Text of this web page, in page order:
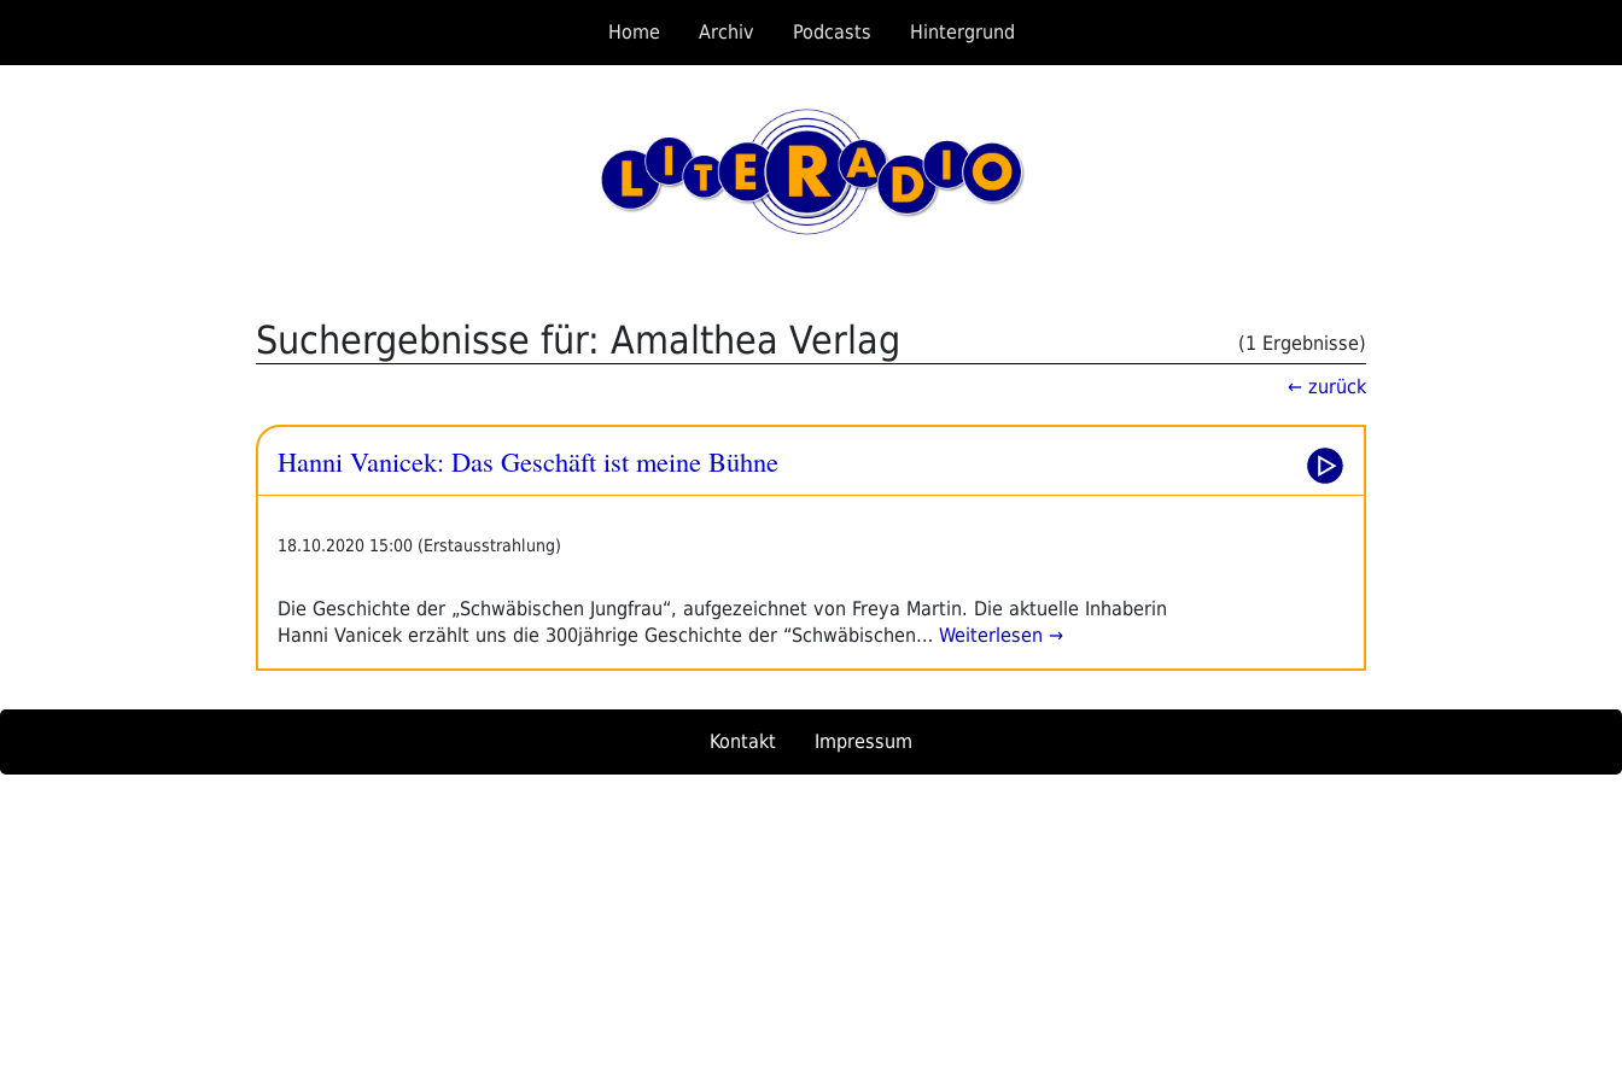
springen
Home Archiv Podcasts Hintergrund
Suchergebnisse für: Amalthea Verlag
(1 Ergebnisse)
← zurück
Hanni Vanicek: Das Geschäft ist meine Bühne
18.10.2020 15:00 (Erstausstrahlung)
Die Geschichte der „Schwäbischen Jungfrau“, aufgezeichnet von Freya Martin. Die aktuelle Inhaberin
Hanni Vanicek erzählt uns die 300jährige Geschichte der “Schwäbischen… Weiterlesen →
Kontakt Impressum